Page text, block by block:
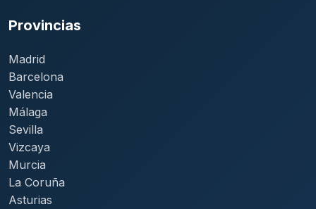
Provincias
Madrid
Barcelona
Valencia
Málaga
Sevilla
Vizcaya
Murcia
La Coruña
Asturias